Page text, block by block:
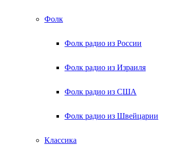
Фолк
Фолк радио из России
Фолк радио из Израиля
Фолк радио из США
Фолк радио из Швейцарии
Классика